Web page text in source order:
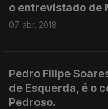
o entrevistado de
07 abr. 2018
Pedro Filipe
de Esquerda, é o
Pedroso.